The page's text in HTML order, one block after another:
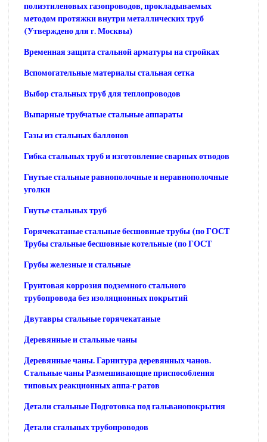
полиэтиленовых газопроводов, прокладываемых
методом протяжки внутри металлических труб
(Утверждено для г. Москвы)
Временная защита стальной арматуры на стройках
Вспомогательные материалы стальная сетка
Выбор стальных труб для теплопроводов
Выпарные трубчатые стальные аппараты
Газы из стальных баллонов
Гибка стальных труб и изготовление сварных отводов
Гнутые стальные равнополочные и неравнополочные
уголки
Гнутье стальных труб
Горячекатаные стальные бесшовные трубы (по ГОСТ
Трубы стальные бесшовные котельные (по ГОСТ
Грубы железные и стальные
Грунтовая коррозия подземного стального
трубопровода без изоляционных покрытий
Двутавры стальные горячекатаные
Деревянные и стальные чаны
Деревянные чаны. Гарнитура деревянных чанов.
Стальные чаны Размешивающие приспособления
типовых реакционных аппа-г ратов
Детали стальные Подготовка под гальванопокрытия
Детали стальных трубопроводов